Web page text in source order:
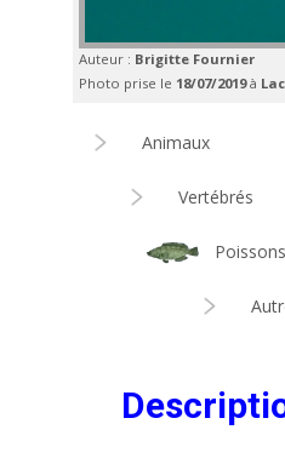
Auteur : Brigitte Fournier
Photo prise le 18/07/2019à
Animaux
Vertébrés